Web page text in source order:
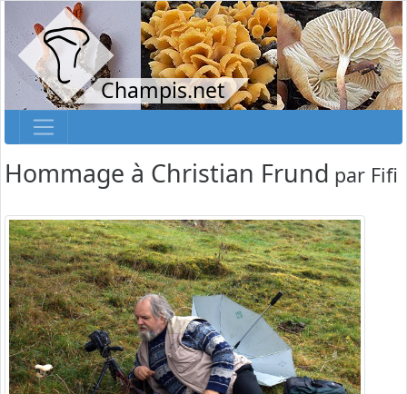
Champis.net
Hommage à Christian Frund par Fifi